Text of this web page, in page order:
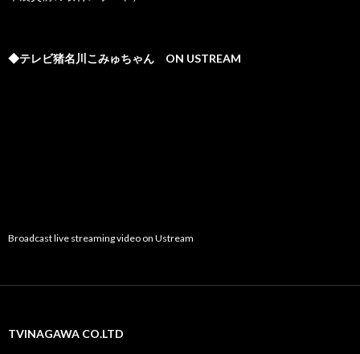
◆テレビ猪名川こみゅちゃん ON USTREAM
Broadcast live streaming video on Ustream
TVINAGAWA CO.LTD